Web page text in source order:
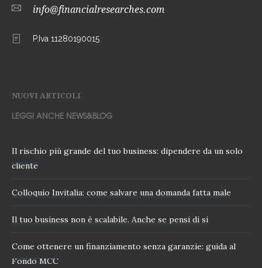
info@financialresearches.com
P.Iva 11280190015
NUOVI ARTICOLI
LEGGI ANCHE NEWS&BLOG
Il rischio più grande del tuo business: dipendere da un solo
cliente
Colloquio Invitalia: come salvare una domanda fatta male
Il tuo business non è scalabile. Anche se pensi di si
Come ottenere un finanziamento senza garanzie: guida al
Fondo MCC